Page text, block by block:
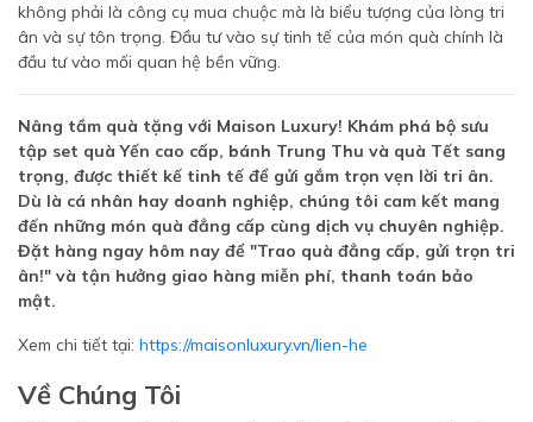
không phải là công cụ mua chuộc mà là biểu tượng của lòng tri
ân và sự tôn trọng. Đầu tư vào sự tinh tế của món quà chính là
đầu tư vào mối quan hệ bền vững.
Nâng tầm quà tặng với Maison Luxury! Khám phá bộ sưu
tập set quà Yến cao cấp, bánh Trung Thu và quà Tết sang
trọng, được thiết kế tinh tế để gửi gắm trọn vẹn lời tri ân.
Dù là cá nhân hay doanh nghiệp, chúng tôi cam kết mang
đến những món quà đẳng cấp cùng dịch vụ chuyên nghiệp.
Đặt hàng ngay hôm nay để "Trao quà đẳng cấp, gửi trọn tri
ân!" và tận hưởng giao hàng miễn phí, thanh toán bảo
mật.
Xem chi tiết tại: https://maisonluxury.vn/lien-he
Về Chúng Tôi